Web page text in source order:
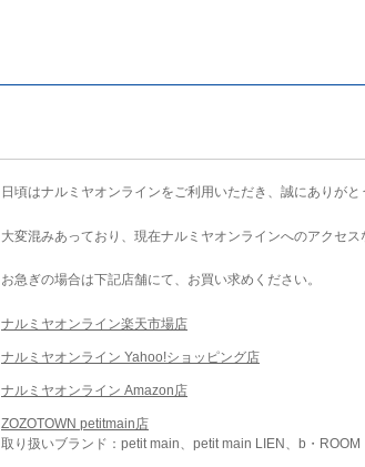
日頃はナルミヤオンラインをご利用いただき、誠にありがと
大変混みあっており、現在ナルミヤオンラインへのアクセス
お急ぎの場合は下記店舗にて、お買い求めください。
ナルミヤオンライン楽天市場店
ナルミヤオンライン Yahoo!ショッピング店
ナルミヤオンライン Amazon店
ZOZOTOWN petitmain店
取り扱いブランド：petit main、petit main LIEN、b・ROOM